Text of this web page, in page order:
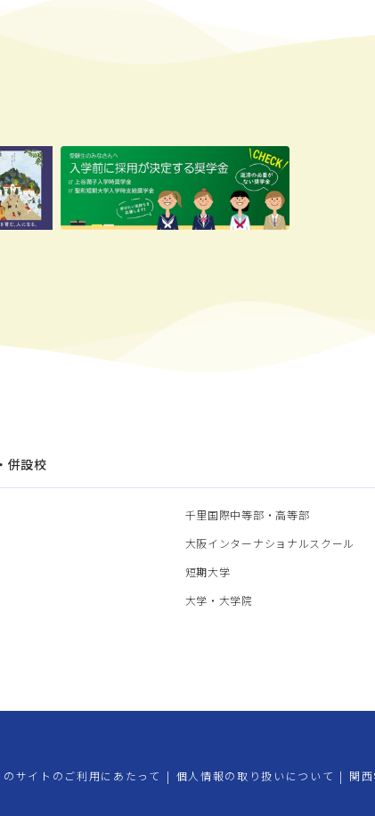
併設校
千里国際中等部・高等部
大阪インターナショナルスクール
短期大学
大学・大学院
のサイトのご利用にあたって | 個人情報の取り扱いについて | 関